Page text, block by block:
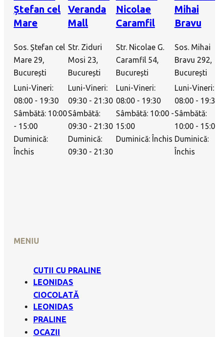
Ștefan cel
Mare
Sos. Ștefan cel
Mare 29,
București
Luni-Vineri:
08:00 - 19:30
Sâmbătă: 10:00
- 15:00
Duminică:
Închis
Veranda
Mall
Str. Ziduri
Mosi 23,
București
Luni-Vineri:
09:30 - 21:30
Sâmbătă:
09:30 - 21:30
Duminică:
09:30 - 21:30
Nicolae
Caramfil
Str. Nicolae G.
Caramfil 54,
București
Luni-Vineri:
08:00 - 19:30
Sâmbătă: 10:00 -
15:00
Duminică: Închis
Mihai
Bravu
Sos. Mihai
Bravu 292,
București
Luni-Vineri:
08:00 - 19:30
Sâmbătă:
10:00 - 15:00
Duminică:
Închis
MENIU
CUTII CU PRALINE
LEONIDAS
CIOCOLATĂ
LEONIDAS
PRALINE
OCAZII